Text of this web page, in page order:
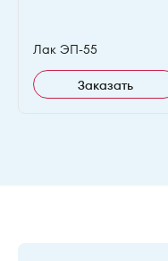
Лак ЭП-55
Заказать